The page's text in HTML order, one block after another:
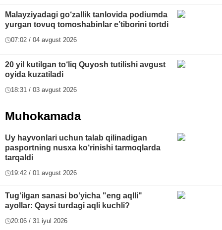
Malayziyadagi go‘zallik tanlovida podiumda
yurgan tovuq tomoshabinlar e’tiborini tortdi
07:02 / 04 avgust 2026
20 yil kutilgan to‘liq Quyosh tutilishi avgust
oyida kuzatiladi
18:31 / 03 avgust 2026
Muhokamada
Uy hayvonlari uchun talab qilinadigan
pasportning nusxa ko‘rinishi tarmoqlarda
tarqaldi
19:42 / 01 avgust 2026
Tug‘ilgan sanasi bo‘yicha "eng aqlli"
ayollar: Qaysi turdagi aqli kuchli?
20:06 / 31 iyul 2026